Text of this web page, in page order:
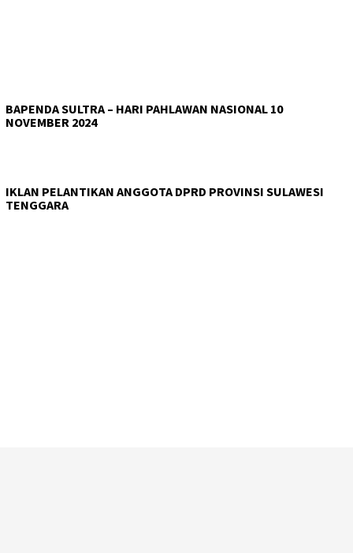
BAPENDA SULTRA – HARI PAHLAWAN NASIONAL 10
NOVEMBER 2024
IKLAN PELANTIKAN ANGGOTA DPRD PROVINSI SULAWESI
TENGGARA